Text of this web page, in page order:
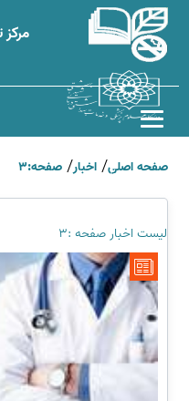
نظرسنجی کتابخانه صفحه اصلی اخبار صفحه:3
لیست اخبار صفحه :3